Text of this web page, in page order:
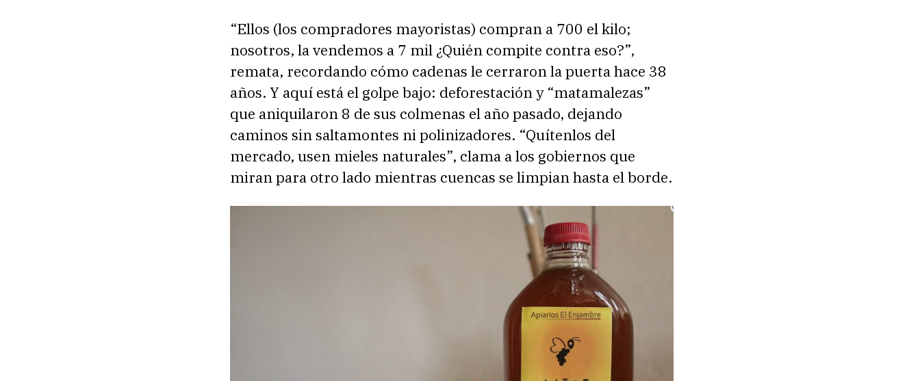
“Ellos (los compradores mayoristas) compran a 700 el kilo;
nosotros, la vendemos a 7 mil ¿Quién compite contra eso?”,
remata, recordando cómo cadenas le cerraron la puerta hace 38
años. Y aquí está el golpe bajo: deforestación y “matamalezas”
que aniquilaron 8 de sus colmenas el año pasado, dejando
caminos sin saltamontes ni polinizadores. “Quítenlos del
mercado, usen mieles naturales”, clama a los gobiernos que
miran para otro lado mientras cuencas se limpian hasta el borde.​